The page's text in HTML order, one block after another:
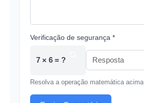
Verificação de segurança *
7 × 6 = ?
Resolva a operação matemática acima